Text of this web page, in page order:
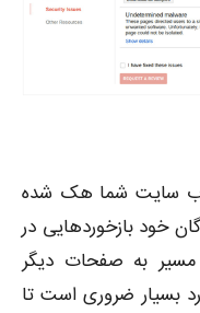
وب سایت شما هک شده
خود بازخوردهایی در
مسیر به صفحات دیگر
بسیار ضروری است تا